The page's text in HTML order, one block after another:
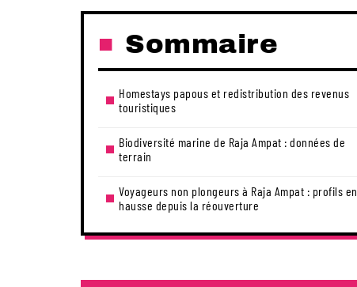
Sommaire
Homestays papous et redistribution des revenus
touristiques
Biodiversité marine de Raja Ampat : données de
terrain
Voyageurs non plongeurs à Raja Ampat : profils en
hausse depuis la réouverture